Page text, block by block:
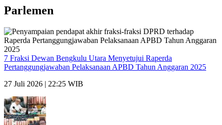
Parlemen
7 Fraksi Dewan Bengkulu Utara Menyetujui Raperda
Pertanggungjawaban Pelaksanaan APBD Tahun Anggaran 2025
27 Juli 2026 | 22:25 WIB